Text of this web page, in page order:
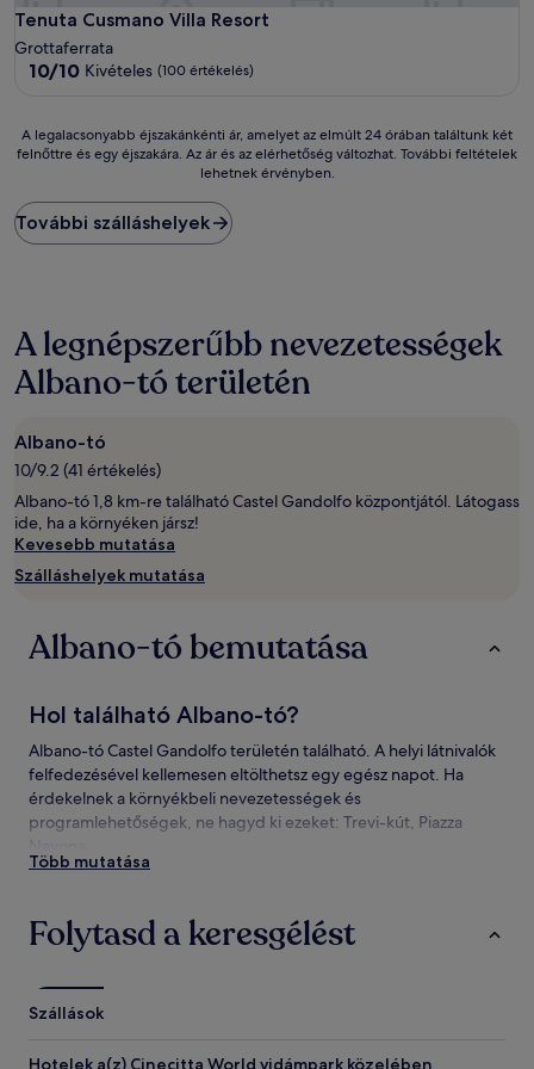
Tenuta Cusmano Villa Resort
Tenuta Cusmano Villa Resort
Grottaferrata
10.0
Kivételes,
(100
10/10 Kivételes (100 értékelés)
A
legalacsonyabb
ár,
amelyet
az
találtunk
két
felnőttre
és
éjszakára.
ár
és
az
elérhetőség
További
lehetnek
érvényben.
A legalacsonyabb éjszakánkénti ár, amelyet az elmúlt 24 órában találtunk két
felnőttre és egy éjszakára. Az ár és az elérhetőség változhat. További feltételek
lehetnek érvényben.
További szálláshelyek
A legnépszerűbb nevezetességek
Albano-tó területén
Albano-tó
10/9.2 (41 értékelés)
Albano-tó 1,8 km-re található Castel Gandolfo központjától. Látogass
ide, ha a környéken jársz!
Kevesebb mutatása
Szálláshelyek mutatása
Albano-tó bemutatása
Hol található Albano-tó?
Albano-tó Castel Gandolfo területén található. A helyi látnivalók
felfedezésével kellemesen eltölthetsz egy egész napot. Ha
érdekelnek a környékbeli nevezetességek és
programlehetőségek, ne hagyd ki ezeket: Trevi-kút, Piazza
tó környékén
Castel Gandolfó-i pápai palota
Több mutatása
Folytasd a keresgélést
Szállások
Hotelek a(z) Cinecitta World vidámpark közelében